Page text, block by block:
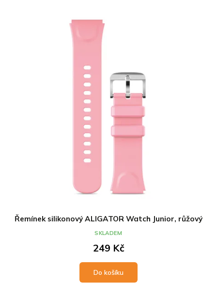
Řemínek silikonový ALIGATOR Watch Junior, růžový
249 Kč
Do košíku
SKLADEM